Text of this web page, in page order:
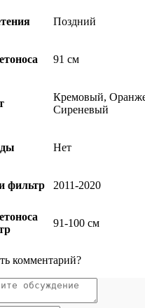
Поздний
91 см
Кремовый,
Сиреневый
Нет
фильтр 2011-2020
91-100 см
комментарий?